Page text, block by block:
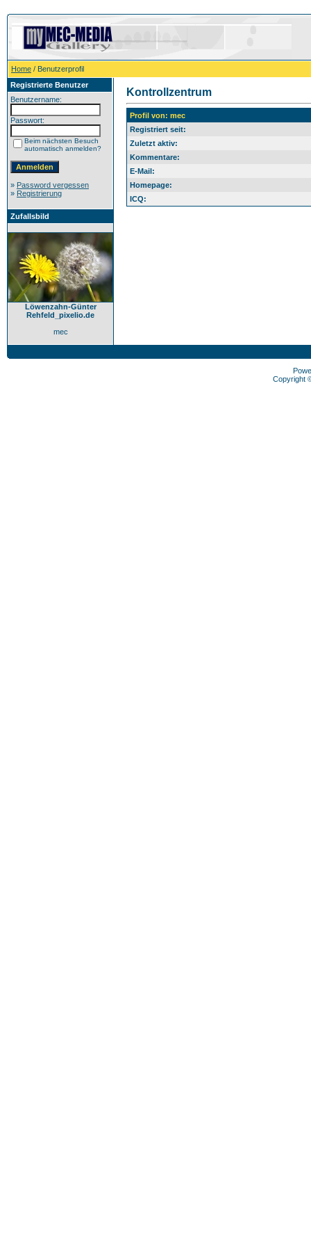
Home / Benutzerprofil
Registrierte Benutzer
Benutzername:
Passwort:
Beim nächsten Besuch
automatisch anmelden?
» Password vergessen
» Registrierung
Zufallsbild
Löwenzahn-Günter
Rehfeld_pixelio.de
mec
Kontrollzentrum
Profil von: mec
Registriert seit:
Zuletzt aktiv:
Kommentare:
E-Mail:
Homepage:
ICQ:
Copyright